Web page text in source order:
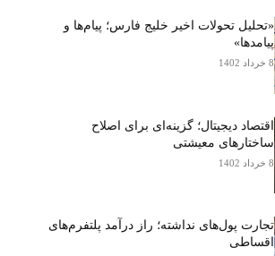
«تحلیل تحولات اخیر خلیج فارس؛ پیام‌ها و
پیامدها»
8 خرداد 1402
اقتصاد دیجیتال؛ گزینه‌ای برای اصلاح
ساختارهای معیشتی
8 خرداد 1402
تجارت پول‌های نداشته؛ راز درآمد پلتفرم‌های
اقساطی